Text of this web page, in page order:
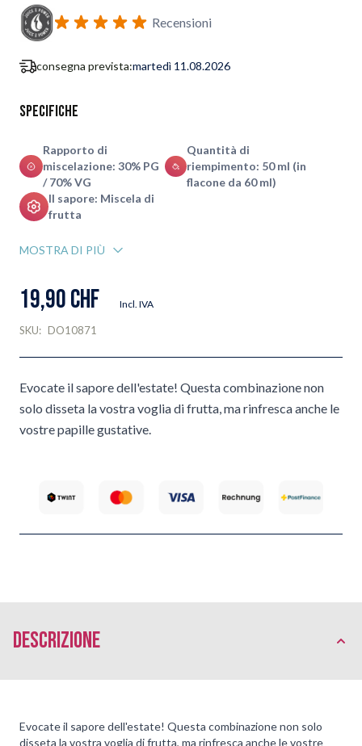
Recensioni
consegna prevista:martedì 11.08.2026
Specifiche
Rapporto di
miscelazione: 30% PG
/ 70% VG
Quantità di
riempimento: 50 ml (in
flacone da 60 ml)
Il sapore: Miscela di
frutta
MOSTRA DI PIÙ
19,90 CHF Incl. IVA
SKU: DO10871
Evocate il sapore dell'estate! Questa combinazione non
solo disseta la vostra voglia di frutta, ma rinfresca anche le
vostre papille gustative.
Descrizione
Evocate il sapore dell'estate! Questa combinazione non solo
disseta la vostra voglia di frutta, ma rinfresca anche le vostre